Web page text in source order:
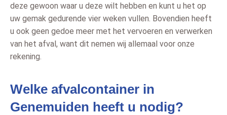
deze gewoon waar u deze wilt hebben en kunt u het op
uw gemak gedurende vier weken vullen. Bovendien heeft
u ook geen gedoe meer met het vervoeren en verwerken
van het afval, want dit nemen wij allemaal voor onze
rekening.
Welke afvalcontainer in
Genemuiden heeft u nodig?